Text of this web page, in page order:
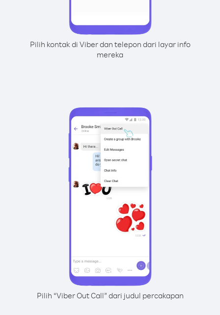
Pilih kontak di Viber dan telepon dari layar info
mereka
Pilih “Viber Out Call” dari judul percakapan